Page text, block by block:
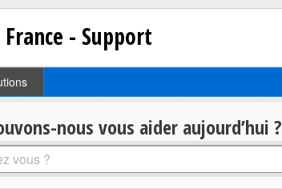
- Support
nous vous aider aujourd’hui ?